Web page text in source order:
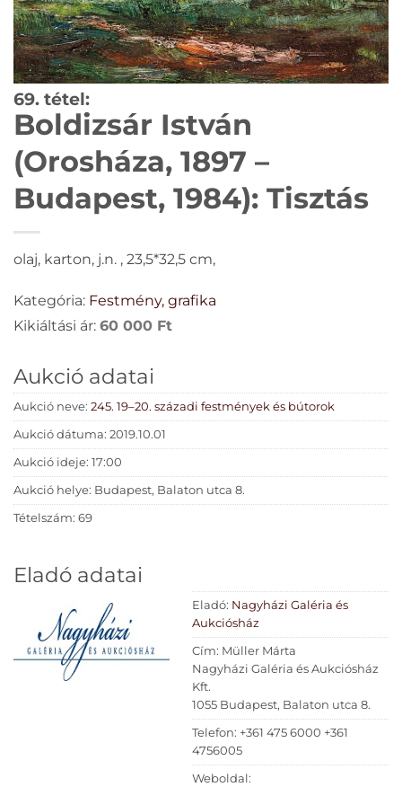
69. tétel:
Boldizsár István
(Orosháza, 1897 –
Budapest, 1984): Tisztás
olaj, karton, j.n. , 23,5*32,5 cm,
Kategória: Festmény, grafika
Kikiáltási ár: 60 000 Ft
Aukció adatai
Aukció neve: 245. 19–20. századi festmények és bútorok
Aukció dátuma: 2019.10.01
Aukció ideje: 17:00
Aukció helye: Budapest, Balaton utca 8.
Tételszám: 69
Eladó adatai
Eladó: Nagyházi Galéria és
Aukciósház
Cím: Müller Márta
Nagyházi Galéria és Aukciósház
Kft.
1055 Budapest, Balaton utca 8.
Telefon: +361 475 6000 +361
4756005
Weboldal: